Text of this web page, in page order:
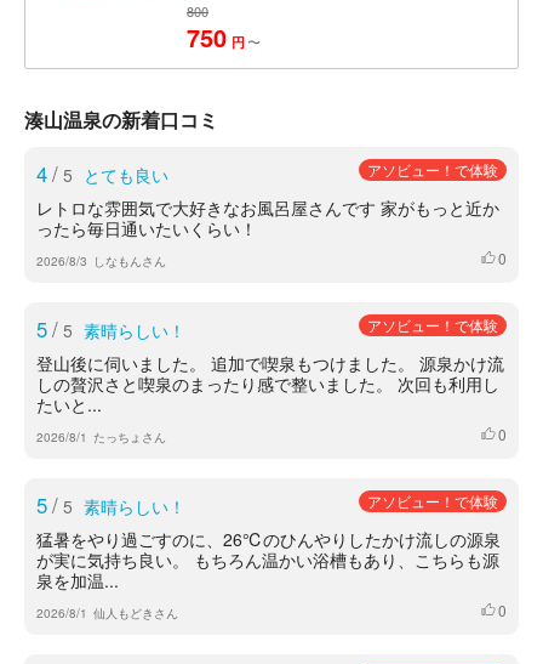
800
750 円 〜
湊山温泉の新着口コミ
4/ 5 とても良い アソビュー！で体験
レトロな雰囲気で大好きなお風呂屋さんです 家がもっと近か
ったら毎日通いたいくらい！
2026/8/3 しなもんさん いいね
0
5/ 5 素晴らしい！ アソビュー！で体験
登山後に伺いました。 追加で喫泉もつけました。 源泉かけ流
しの贅沢さと喫泉のまったり感で整いました。 次回も利用し
たいと...
2026/8/1 たっちょさん いいね
0
5/ 5 素晴らしい！ アソビュー！で体験
猛暑をやり過ごすのに、26℃のひんやりしたかけ流しの源泉
が実に気持ち良い。 もちろん温かい浴槽もあり、こちらも源
泉を加温...
2026/8/1 仙人もどきさん いいね
0